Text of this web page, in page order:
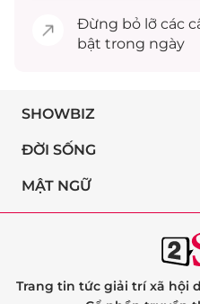
Đừng bỏ lỡ các
bật trong ngày
SHOWBIZ
ĐỜI SỐNG
MẬT NGỮ
Trang tin tức giải trí xã hội